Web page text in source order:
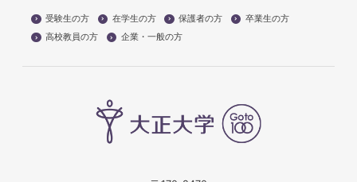
受験生の方 在学生の方 保護者の方
卒業生の方
高校教員の方
企業・一般の方